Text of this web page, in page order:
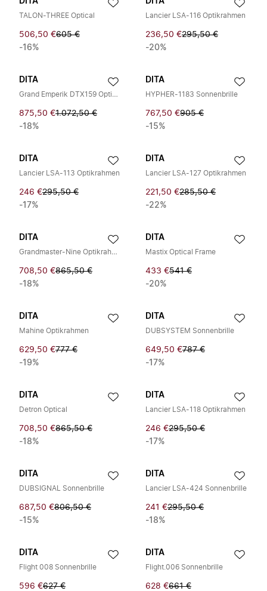
TALON-THREE Optical
506,50 €605 €
-16%
Lancier LSA-116 Optikrahmen
236,50 €295,50 €
-20%
DITA
Grand Emperik DTX159 Optikrahmen
875,50 €1.072,50 €
-18%
DITA
HYPHER-1183 Sonnenbrille
767,50 €905 €
-15%
DITA
Lancier LSA-113 Optikrahmen
246 €295,50 €
-17%
DITA
Lancier LSA-127 Optikrahmen
221,50 €285,50 €
-22%
DITA
Grandmaster-Nine Optikrahmen
708,50 €865,50 €
-18%
DITA
Mastix Optical Frame
433 €541 €
-20%
DITA
Mahine Optikrahmen
629,50 €777 €
-19%
DITA
DUBSYSTEM Sonnenbrille
649,50 €787 €
-17%
DITA
Detron Optical
708,50 €865,50 €
-18%
DITA
Lancier LSA-118 Optikrahmen
246 €295,50 €
-17%
DITA
DUBSIGNAL Sonnenbrille
687,50 €806,50 €
-15%
DITA
Lancier LSA-424 Sonnenbrille
241 €295,50 €
-18%
DITA
Flight 008 Sonnenbrille
596 €627 €
DITA
Flight.006 Sonnenbrille
628 €661 €